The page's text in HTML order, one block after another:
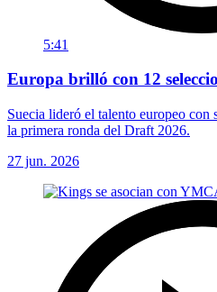
5:41
Europa brilló con 12
Suecia lideró el talento europeo con
la primera ronda del Draft 2026.
27 jun. 2026